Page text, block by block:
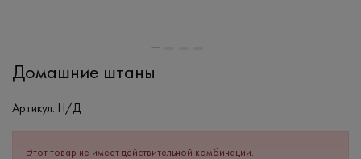
Домашние штаны
Артикул: Н/Д
Этот товар не имеет действительной комбинации.